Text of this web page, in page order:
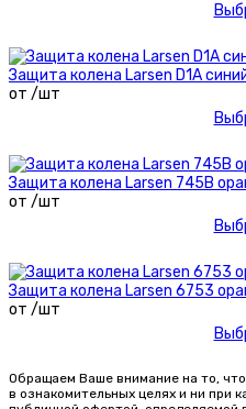
Защита колена Larsen D1A
от /шт
Защита колена Larsen 745В
от /шт
Защита колена Larsen 6753
от /шт
Обращаем Ваше внимание на то,
в ознакомительных целях и ни при